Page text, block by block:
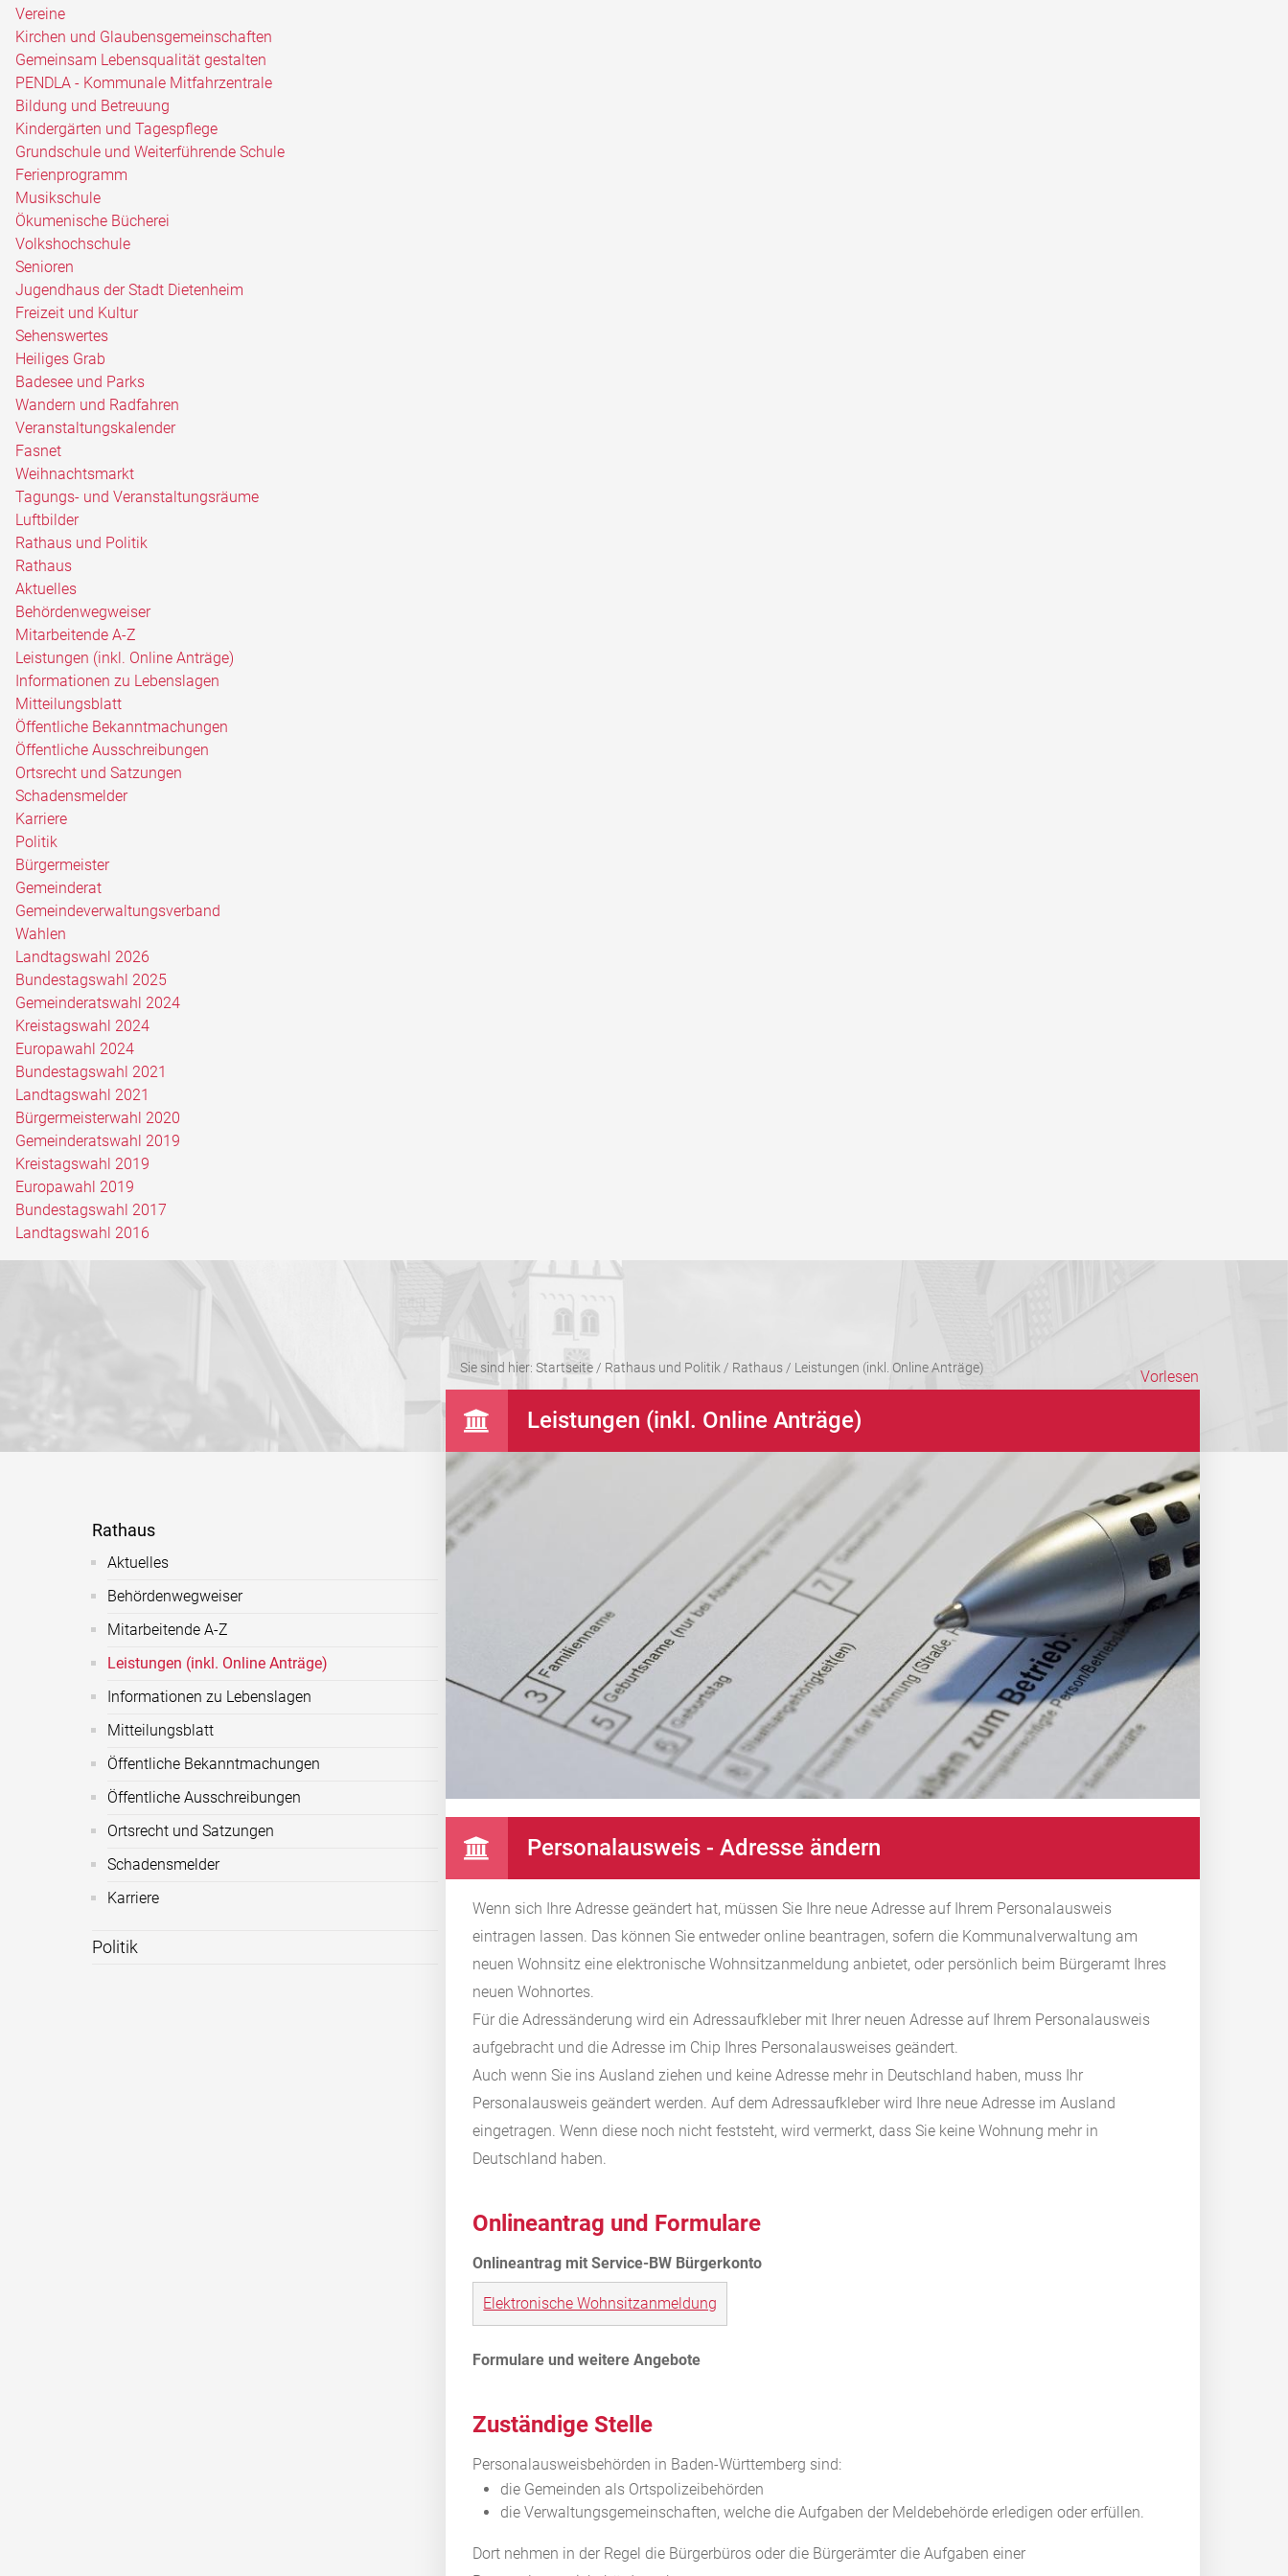
Vereine
Kirchen und Glaubensgemeinschaften
Gemeinsam Lebensqualität gestalten
PENDLA - Kommunale Mitfahrzentrale
Bildung und Betreuung
Kindergärten und Tagespflege
Grundschule und Weiterführende Schule
Ferienprogramm
Musikschule
Ökumenische Bücherei
Volkshochschule
Senioren
Jugendhaus der Stadt Dietenheim
Freizeit und Kultur
Sehenswertes
Heiliges Grab
Badesee und Parks
Wandern und Radfahren
Veranstaltungskalender
Fasnet
Weihnachtsmarkt
Tagungs- und Veranstaltungsräume
Luftbilder
Rathaus und Politik
Rathaus
Aktuelles
Behördenwegweiser
Mitarbeitende A-Z
Leistungen (inkl. Online Anträge)
Informationen zu Lebenslagen
Mitteilungsblatt
Öffentliche Bekanntmachungen
Öffentliche Ausschreibungen
Ortsrecht und Satzungen
Schadensmelder
Karriere
Politik
Bürgermeister
Gemeinderat
Gemeindeverwaltungsverband
Wahlen
Landtagswahl 2026
Bundestagswahl 2025
Gemeinderatswahl 2024
Kreistagswahl 2024
Europawahl 2024
Bundestagswahl 2021
Landtagswahl 2021
Bürgermeisterwahl 2020
Gemeinderatswahl 2019
Kreistagswahl 2019
Europawahl 2019
Bundestagswahl 2017
Landtagswahl 2016
Sie sind hier: Startseite/ Rathaus und Politik / Rathaus/ Leistungen (inkl. Online Anträge) Vorlesen
Rathaus
Aktuelles
Behördenwegweiser
Mitarbeitende A-Z
Leistungen (inkl. Online Anträge)
Informationen zu Lebenslagen
Mitteilungsblatt
Öffentliche Bekanntmachungen
Öffentliche Ausschreibungen
Ortsrecht und Satzungen
Schadensmelder
Karriere
Politik
Leistungen (inkl. Online Anträge)
Personalausweis - Adresse ändern
Wenn sich Ihre Adresse geändert hat, müssen Sie Ihre neue Adresse auf Ihrem Personalausweis
eintragen lassen. Das können Sie entweder online beantragen, sofern die Kommunalverwaltung am
neuen Wohnsitz eine elektronische Wohnsitzanmeldung anbietet, oder persönlich beim Bürgeramt Ihres
neuen Wohnortes.
Für die Adressänderung wird ein Adressaufkleber mit Ihrer neuen Adresse auf Ihrem Personalausweis
aufgebracht und die Adresse im Chip Ihres Personalausweises geändert.
Auch wenn Sie ins Ausland ziehen und keine Adresse mehr in Deutschland haben, muss Ihr
Personalausweis geändert werden. Auf dem Adressaufkleber wird Ihre neue Adresse im Ausland
eingetragen Wenn diese noch nicht feststeht, wird vermerkt, dass Sie keine Wohnung mehr in
Deutschland haben.
Onlineantrag und Formulare
Elektronische Wohnsitzanmeldung
Zuständige Stelle
Personalausweisbehörden in Baden-Württemberg sind:
die Gemeinden als Ortspolizeibehörden
die Verwaltungsgemeinschaften, welche die Aufgaben der Meldebehörde erledigen oder erfüllen.
Dort nehmen in der Regel die Bürgerbüros oder die Bürgerämter die Aufgaben einer